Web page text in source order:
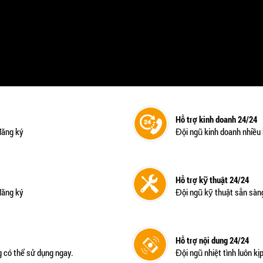
ký
Hỗ trợ kinh doanh 24/24
Đội ngũ kinh doanh
ký
Hỗ trợ kỹ thuật 24/24
Đội ngũ kỹ thuật sẵn
thể sử dụng ngay.
Hỗ trợ nội dung 24/24
Đội ngũ nhiệt tình luôn